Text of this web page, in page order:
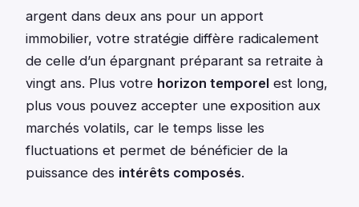
argent dans deux ans pour un apport
immobilier, votre stratégie diffère radicalement
de celle d’un épargnant préparant sa retraite à
vingt ans. Plus votre horizon temporel est long,
plus vous pouvez accepter une exposition aux
marchés volatils, car le temps lisse les
fluctuations et permet de bénéficier de la
puissance des intérêts composés.